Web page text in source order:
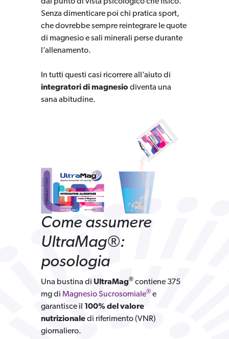
dal punto di vista psicologico che fisico.
Senza dimenticare poi chi pratica sport,
che dovrebbe sempre reintegrare le quote
di magnesio e sali minerali perse durante
l’allenamento.
In tutti questi casi ricorrere all’aiuto di
integratori di magnesio diventa una
sana abitudine.
Come assumere
UltraMag®:
posologia
Una bustina di UltraMag® contiene 375
mg di Magnesio Sucrosomiale® e
garantisce il 100% del valore
nutrizionaledi riferimento (VNR)
giornaliero.